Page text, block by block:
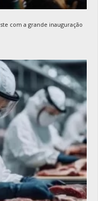
com a grande inauguração